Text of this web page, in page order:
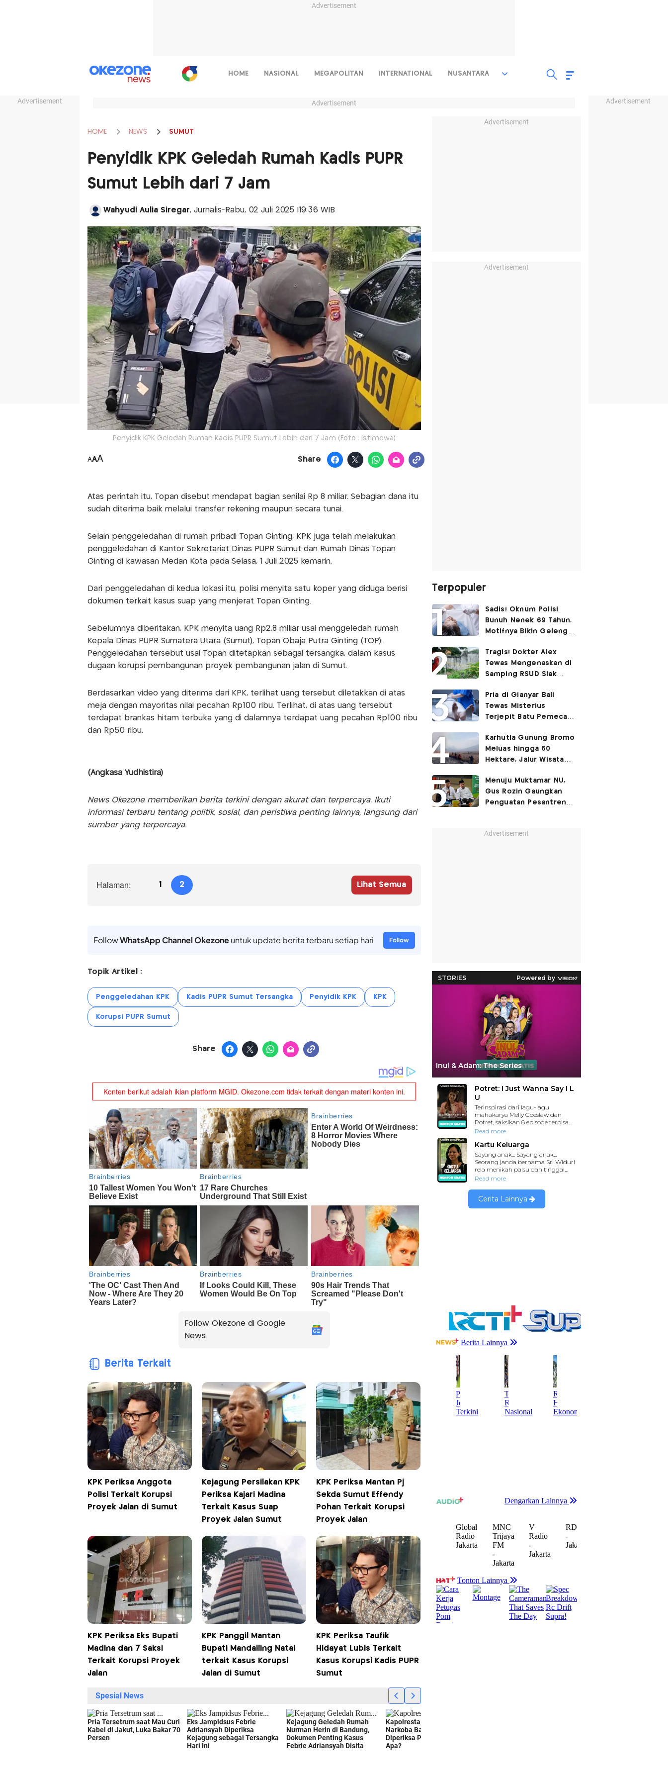
Advertisement
Advertisement Advertisement
HOME NASIONAL MEGAPOLITAN INTERNATIONAL NUSANTARA
Advertisement
HOME NEWS SUMUT
Penyidik KPK Geledah Rumah Kadis PUPR
Sumut Lebih dari 7 Jam
Wahyudi Aulia Siregar, Jurnalis-Rabu, 02 Juli 2025 |19:36 WIB
Penyidik KPK Geledah Rumah Kadis PUPR Sumut Lebih dari 7 Jam (Foto : Istimewa)
AAA Share
Atas perintah itu, Topan disebut mendapat bagian senilai Rp 8 miliar. Sebagian dana itu
sudah diterima baik melalui transfer rekening maupun secara tunai.
Selain penggeledahan di rumah pribadi Topan Ginting, KPK juga telah melakukan
penggeledahan di Kantor Sekretariat Dinas PUPR Sumut dan Rumah Dinas Topan
Ginting di kawasan Medan Kota pada Selasa, 1 Juli 2025 kemarin.
Dari penggeledahan di kedua lokasi itu, polisi menyita satu koper yang diduga berisi
dokumen terkait kasus suap yang menjerat Topan Ginting.
Sebelumnya diberitakan, KPK menyita uang Rp2,8 miliar usai menggeledah rumah
Kepala Dinas PUPR Sumatera Utara (Sumut), Topan Obaja Putra Ginting (TOP).
Penggeledahan tersebut usai Topan ditetapkan sebagai tersangka, dalam kasus
dugaan korupsi pembangunan proyek pembangunan jalan di Sumut.
Berdasarkan video yang diterima dari KPK, terlihat uang tersebut diletakkan di atas
meja dengan mayoritas nilai pecahan Rp100 ribu. Terlihat, di atas uang tersebut
terdapat brankas hitam terbuka yang di dalamnya terdapat uang pecahan Rp100 ribu
dan Rp50 ribu.
(Angkasa Yudhistira)
News Okezone memberikan berita terkini dengan akurat dan terpercaya. Ikuti
informasi terbaru tentang politik, sosial, dan peristiwa penting lainnya, langsung dari
sumber yang terpercaya.
Halaman: 1 2 Lihat Semua
FollowWhatsApp Channel Okezoneuntuk update berita terbaru setiap hari Follow
Topik Artikel :
Penggeledahan KPK Kadis PUPR Sumut Tersangka Penyidik KPK KPK
Korupsi PUPR Sumut
Share
Follow Okezone di Google
News
Berita Terkait
KPK Periksa Anggota
Polisi Terkait Korupsi
Proyek Jalan di Sumut
Kejagung Persilakan KPK
Periksa Kajari Madina
Terkait Kasus Suap
Proyek Jalan Sumut
KPK Periksa Mantan Pj
Sekda Sumut Effendy
Pohan Terkait Korupsi
Proyek Jalan
KPK Periksa Eks Bupati
Madina dan 7 Saksi
Terkait Korupsi Proyek
Jalan
KPK Panggil Mantan
Bupati Mandailing Natal
terkait Kasus Korupsi
Jalan di Sumut
KPK Periksa Taufik
Hidayat Lubis Terkait
Kasus Korupsi Kadis PUPR
Sumut
Advertisement
Advertisement
Terpopuler
Sadis! Oknum Polisi
Bunuh Nenek 69 Tahun,
Motifnya Bikin Geleng
Tragis! Dokter Alex
Tewas Mengenaskan di
Samping RSUD Siak
Rocuronium
Pria di Gianyar Bali
Tewas Misterius
Terjepit Batu Pemecah
Karhutla Gunung Bromo
Meluas hingga 60
Hektare, Jalur Wisata
Menuju Muktamar NU,
Gus Rozin Gaungkan
Penguatan Pesantren
Advertisement